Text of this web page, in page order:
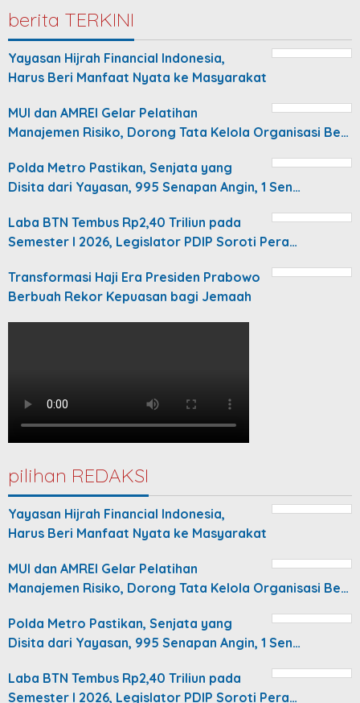
berita TERKINI
Yayasan Hijrah Financial Indonesia,
Harus Beri Manfaat Nyata ke Masyarakat
MUI dan AMREI Gelar Pelatihan
Manajemen Risiko, Dorong Tata Kelola Organisasi Be…
Polda Metro Pastikan, Senjata yang
Disita dari Yayasan, 995 Senapan Angin, 1 Sen…
Laba BTN Tembus Rp2,40 Triliun pada
Semester I 2026, Legislator PDIP Soroti Pera…
Transformasi Haji Era Presiden Prabowo
Berbuah Rekor Kepuasan bagi Jemaah
pilihan REDAKSI
Yayasan Hijrah Financial Indonesia,
Harus Beri Manfaat Nyata ke Masyarakat
MUI dan AMREI Gelar Pelatihan
Manajemen Risiko, Dorong Tata Kelola Organisasi Be…
Polda Metro Pastikan, Senjata yang
Disita dari Yayasan, 995 Senapan Angin, 1 Sen…
Laba BTN Tembus Rp2,40 Triliun pada
Semester I 2026, Legislator PDIP Soroti Pera…